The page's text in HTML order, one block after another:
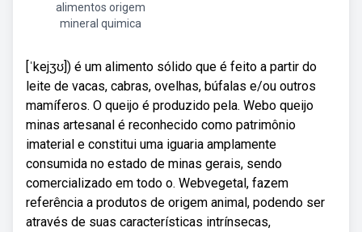
alimentos origem
mineral quimica
[ˈkejʒʊ]) é um alimento sólido que é feito a partir do
leite de vacas, cabras, ovelhas, búfalas e/ou outros
mamíferos. O queijo é produzido pela. Webo queijo
minas artesanal é reconhecido como patrimônio
imaterial e constitui uma iguaria amplamente
consumida no estado de minas gerais, sendo
comercializado em todo o. Webvegetal, fazem
referência a produtos de origem animal, podendo ser
através de suas características intrínsecas,